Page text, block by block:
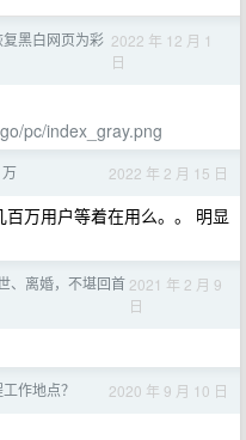
黑白网页为彩 2022 年 12 月 1
日
pc/index_gray.png
2022 年 2 月 15 日
百万用户等着在用么。。 明显
、离婚，不堪回首 2021 年 2 月 9
日
作地点？ 2020 年 9 月 10 日